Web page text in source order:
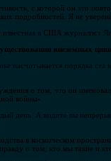
с которой он это
подробностей. Я не
известная в США журналист
внеземных
насчитывается порядка
о том, что он
войны».
день. А видите вы
в космическом
о том, кто мы такие и